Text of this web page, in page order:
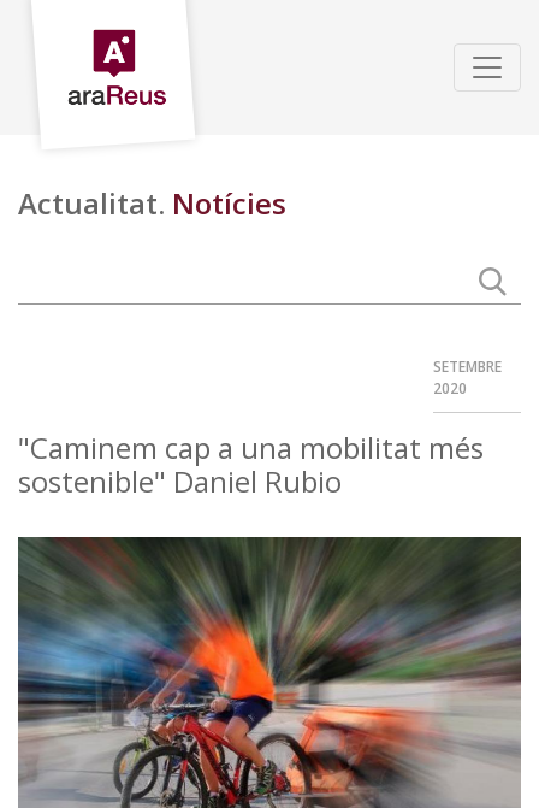
Actualitat. Notícies
SETEMBRE
2020
"Caminem cap a una mobilitat més
sostenible" Daniel Rubio